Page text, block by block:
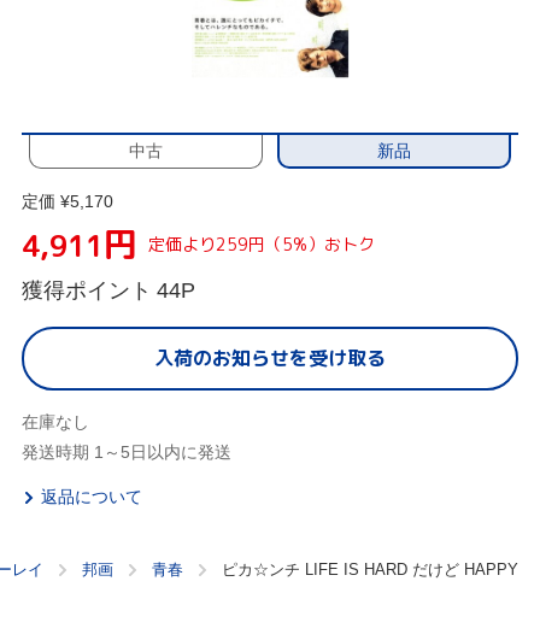
中古 新品
定価 ¥5,170
4,911円 定価より259円（5%）おトク
獲得ポイント 44P
入荷のお知らせを受け取る
在庫なし
発送時期 1～5日以内に発送
返品について
レイ 邦画 青春 ピカ☆ンチ LIFE IS HARD だけど HAPPY